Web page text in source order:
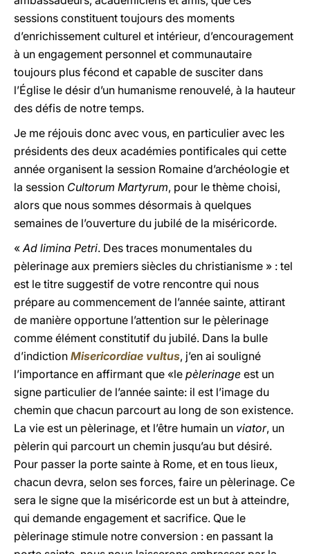
sessions constituent toujours des moments
d’enrichissement culturel et intérieur, d’encouragement
à un engagement personnel et communautaire
toujours plus fécond et capable de susciter dans
l’Église le désir d’un humanisme renouvelé, à la hauteur
des défis de notre temps.
Je me réjouis donc avec vous, en particulier avec les
présidents des deux académies pontificales qui cette
année organisent la session Romaine d’archéologie et
la session Cultorum Martyrum, pour le thème choisi,
alors que nous sommes désormais à quelques
semaines de l’ouverture du jubilé de la miséricorde.
«Ad limina Petri. Des traces monumentales du
pèlerinage aux premiers siècles du christianisme » : tel
est le titre suggestif de votre rencontre qui nous
prépare au commencement de l’année sainte, attirant
de manière opportune l’attention sur le pèlerinage
comme élément constitutif du jubilé. Dans la bulle
d’indiction Misericordiae vultus, j’en ai souligné
l’importance en affirmant que «le pèlerinage est un
signe particulier de l’année sainte: il est l’image du
chemin que chacun parcourt au long de son existence.
La vie est un pèlerinage, et l’être humain un viator, un
pèlerin qui parcourt un chemin jusqu’au but désiré.
Pour passer la porte sainte à Rome, et en tous lieux,
chacun devra, selon ses forces, faire un pèlerinage. Ce
sera le signe que la miséricorde est un but à atteindre,
qui demande engagement et sacrifice. Que le
pèlerinage stimule notre conversion : en passant la